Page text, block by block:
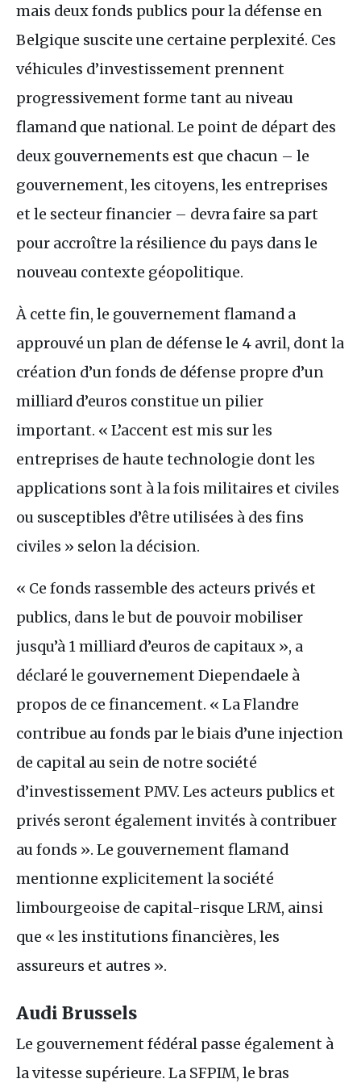
mais deux fonds publics pour la défense en
Belgique suscite une certaine perplexité. Ces
véhicules d’investissement prennent
progressivement forme tant au niveau
flamand que national. Le point de départ des
deux gouvernements est que chacun – le
gouvernement, les citoyens, les entreprises
et le secteur financier – devra faire sa part
pour accroître la résilience du pays dans le
nouveau contexte géopolitique.
À cette fin, le gouvernement flamand a
approuvé un plan de défense le 4 avril, dont la
création d’un fonds de défense propre d’un
milliard d’euros constitue un pilier
important. « L’accent est mis sur les
entreprises de haute technologie dont les
applications sont à la fois militaires et civiles
ou susceptibles d’être utilisées à des fins
civiles » selon la décision.
« Ce fonds rassemble des acteurs privés et
publics, dans le but de pouvoir mobiliser
jusqu’à 1 milliard d’euros de capitaux », a
déclaré le gouvernement Diependaele à
propos de ce financement. « La Flandre
contribue au fonds par le biais d’une injection
de capital au sein de notre société
d’investissement PMV. Les acteurs publics et
privés seront également invités à contribuer
au fonds ». Le gouvernement flamand
mentionne explicitement la société
limbourgeoise de capital-risque LRM, ainsi
que « les institutions financières, les
assureurs et autres ».
Audi Brussels
Le gouvernement fédéral passe également à
la vitesse supérieure. La SFPIM, le bras